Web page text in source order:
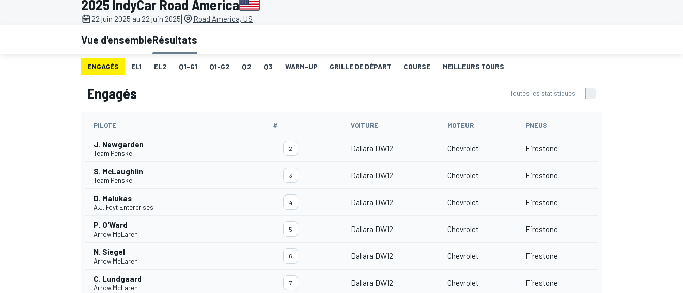
WRC
2025 IndyCar Road America
22 juin 2025 au 22 juin 2025| Road America, US
Vue d'ensembleRésultats
ENGAGÉS EL1 EL2 Q1-G1 Q1-G2 Q2 Q3 WARM-UP GRILLE DE DÉPART COURSE MEILLEURS TOURS
Engagés Toutes les statistiques
PILOTE # VOITURE MOTEUR PNEUS
J. Newgarden
Team Penske
2 Dallara DW12 Chevrolet Firestone
S. McLaughlin
Team Penske
3 Dallara DW12 Chevrolet Firestone
D. Malukas
A.J. Foyt Enterprises
4 Dallara DW12 Chevrolet Firestone
P. O'Ward
Arrow McLaren
5 Dallara DW12 Chevrolet Firestone
N. Siegel
Arrow McLaren
6 Dallara DW12 Chevrolet Firestone
C. Lundgaard
Arrow McLaren
7 Dallara DW12 Chevrolet Firestone